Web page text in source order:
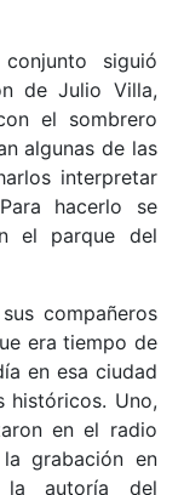
siguió
de Julio Villa,
el sombrero
algunas de las
interpretar
hacerlo se
el parque del
compañeros
era tiempo de
en esa ciudad
históricos. Uno,
en el radio
grabación en
autoría del